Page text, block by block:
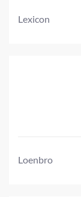
Lexicon
Loenbro